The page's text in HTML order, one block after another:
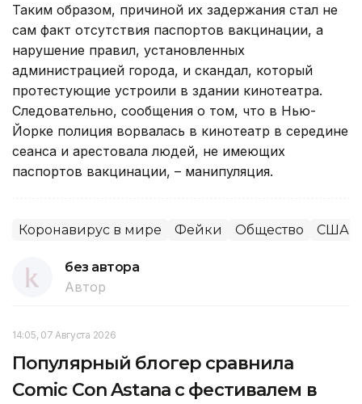
Таким образом, причиной их задержания стал не
сам факт отсутствия паспортов вакцинации, а
нарушение правил, установленных
администрацией города, и скандал, который
протестующие устроили в здании кинотеатра.
Следовательно, сообщения о том, что в Нью-
Йорке полиция ворвалась в кинотеатр в середине
сеанса и арестовала людей, не имеющих
паспортов вакцинации, – манипуляция.
Коронавирус в мире Фейки Общество США
без автора
Автор
14:05, 07 Августа 2026
Популярный блогер сравнила
Comic Con Astana с фестивалем в